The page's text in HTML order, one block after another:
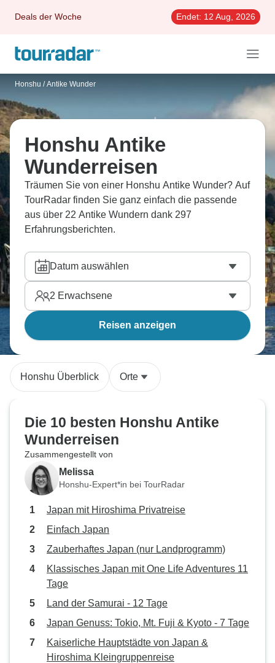
Deals der Woche Endet: 12 Aug, 2026
Honshu / Antike Wunder
Honshu Antike
Wunderreisen
Träumen Sie von einer Honshu Antike Wunder? Auf
TourRadar finden Sie ganz einfach die passende
aus über 22 Antike Wundern dank 297
Erfahrungsberichten.
Datum auswählen
2 Erwachsene
Reisen anzeigen
Honshu Überblick Orte
Die 10 besten Honshu Antike
Wunderreisen
Zusammengestellt von
Melissa
Honshu-Expert*in bei TourRadar
Japan mit Hiroshima Privatreise
Einfach Japan
Zauberhaftes Japan (nur Landprogramm)
Klassisches Japan mit One Life Adventures 11
Tage
Land der Samurai - 12 Tage
Japan Genuss: Tokio, Mt. Fuji & Kyoto - 7 Tage
Kaiserliche Hauptstädte von Japan &
Hiroshima Kleingruppenreise